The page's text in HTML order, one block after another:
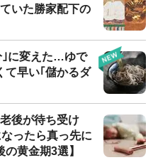
いた勝家配下の
｣に変えた…ゆで
て早い｢儲かるダ
後が待ち受け
ったら真っ先に
黄金期3選】